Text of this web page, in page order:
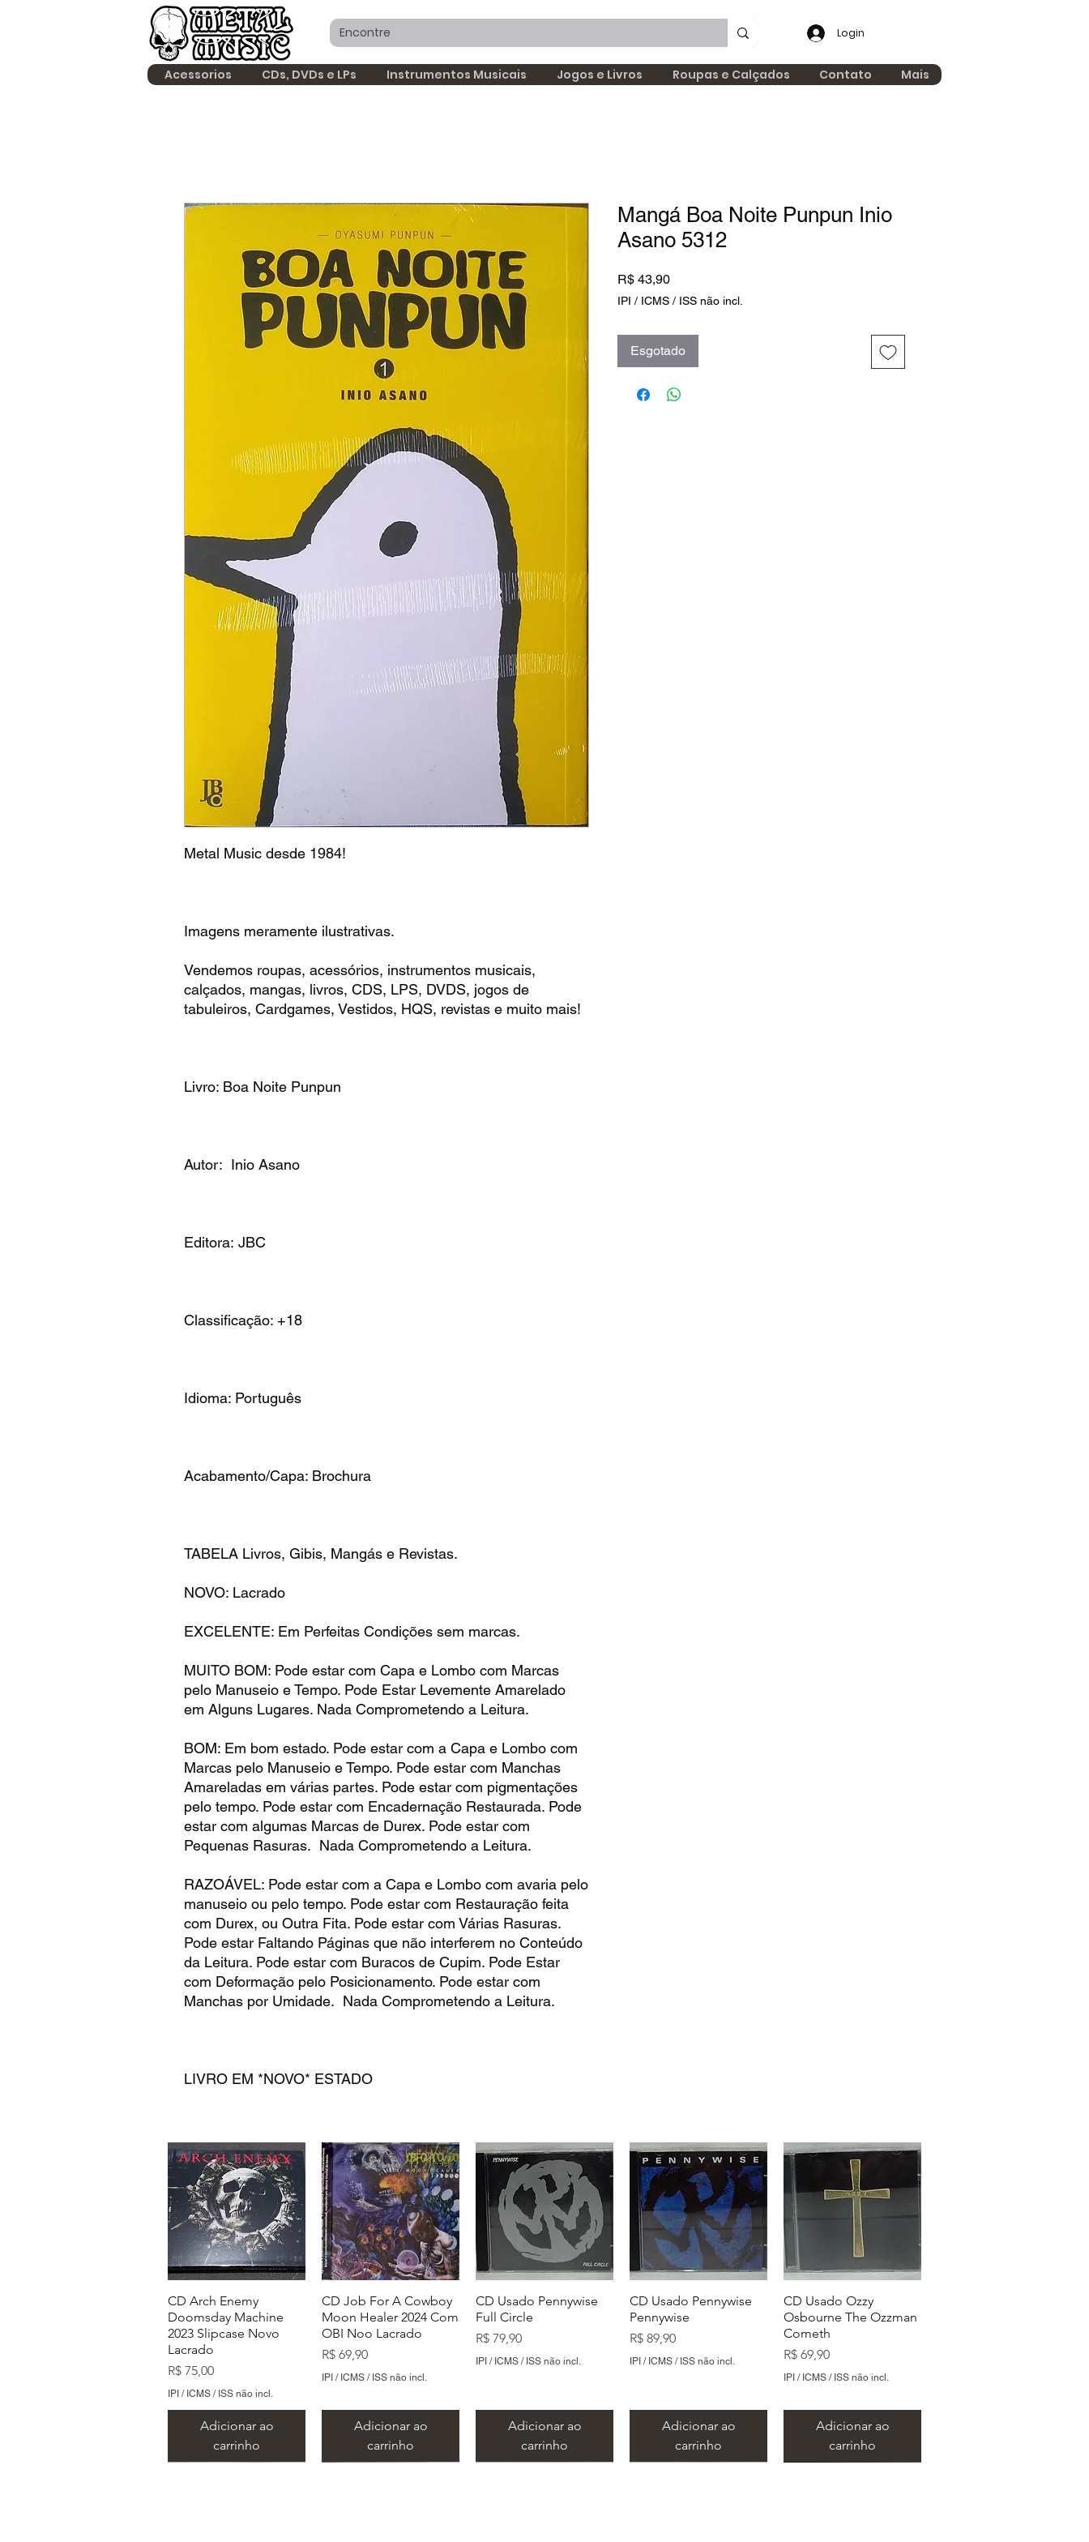
Login
Acessorios CDs, DVDs e LPs Instrumentos Musicais Jogos e Livros Roupas e Calçados Contato Mais
Metal Music desde 1984!
Imagens meramente ilustrativas.
Vendemos roupas, acessórios, instrumentos musicais,
calçados, mangas, livros, CDS, LPS, DVDS, jogos de
tabuleiros, Cardgames, Vestidos, HQS, revistas e muito mais!
Livro: Boa Noite Punpun
Autor: Inio Asano
Editora: JBC
Classificação: +18
Idioma: Português
Acabamento/Capa: Brochura
TABELA Livros, Gibis, Mangás e Revistas.
NOVO: Lacrado
EXCELENTE: Em Perfeitas Condições sem marcas.
MUITO BOM: Pode estar com Capa e Lombo com Marcas
pelo Manuseio e Tempo. Pode Estar Levemente Amarelado
em Alguns Lugares. Nada Comprometendo a Leitura.
BOM: Em bom estado. Pode estar com a Capa e Lombo com
Marcas pelo Manuseio e Tempo. Pode estar com Manchas
Amareladas em várias partes. Pode estar com pigmentações
pelo tempo. Pode estar com Encadernação Restaurada. Pode
estar com algumas Marcas de Durex. Pode estar com
Pequenas Rasuras. Nada Comprometendo a Leitura.
RAZOÁVEL: Pode estar com a Capa e Lombo com avaria pelo
manuseio ou pelo tempo. Pode estar com Restauração feita
com Durex, ou Outra Fita. Pode estar com Várias Rasuras.
Pode estar Faltando Páginas que não interferem no Conteúdo
da Leitura. Pode estar com Buracos de Cupim. Pode Estar
com Deformação pelo Posicionamento. Pode estar com
Manchas por Umidade. Nada Comprometendo a Leitura.
LIVRO EM *NOVO* ESTADO
Mangá Boa Noite Punpun Inio
Asano 5312
R$ 43,90Preço
IPI / ICMS / ISS não incl.
Esgotado
CD Arch Enemy
Doomsday Machine
2023 Slipcase Novo
Lacrado
Preço
R$ 75,00
IPI / ICMS / ISS não incl.
Adicionar ao
carrinho
CD Job For A Cowboy
Moon Healer 2024 Com
OBI Noo Lacrado
Preço
R$ 69,90
IPI / ICMS / ISS não incl.
Adicionar ao
carrinho
CD Usado Pennywise
Full Circle
Preço
R$ 79,90
IPI / ICMS / ISS não incl.
Adicionar ao
carrinho
CD Usado Pennywise
Pennywise
Preço
R$ 89,90
IPI / ICMS / ISS não incl.
Adicionar ao
carrinho
CD Usado Ozzy
Osbourne The Ozzman
Cometh
Preço
R$ 69,90
IPI / ICMS / ISS não incl.
Adicionar ao
carrinho